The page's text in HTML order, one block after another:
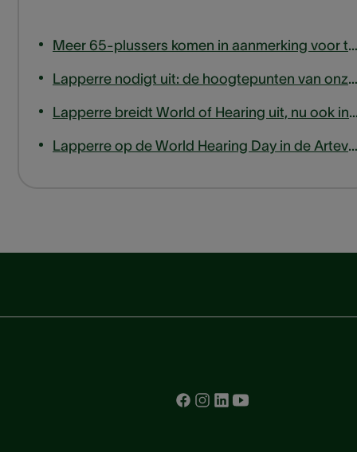
Meer 65-plussers komen in aanmerking voor terugbetaling van hoortoestellen
Lapperre nodigt uit: de hoogtepunten van onze tinnitusexpertsessie
Lapperre breidt World of
Lapperre op de World Hearing Day in de Arteveldehogeschool Gent